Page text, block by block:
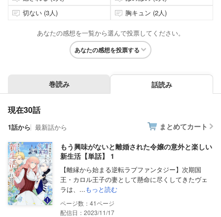
切ない (3人)
胸キュン (2人)
あなたの感想を一覧から選んで投票してください。
あなたの感想を投票する
巻読み 話読み
現在30話
1話から 最新話から まとめてカート
もう興味がないと離婚された令嬢の意外と楽しい
新生活【単話】 1
【離縁から始まる逆転ラブファンタジー】次期国
王・カロル王子の妻として懸命に尽くしてきたヴェ
ラは、...もっと読む
41
配信日：2023/11/17